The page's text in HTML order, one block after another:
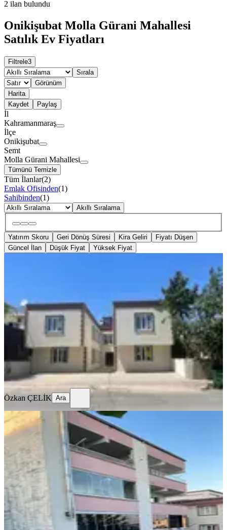
2 ilan bulundu
Onikişubat Molla Gürani Mahallesi
Satılık Ev Fiyatları
Filtrele3
Sırala
Görünüm
Harita
Kaydet
Paylaş
İl
Kahramanmaraş
İlçe
Onikişubat
Semt
Molla Gürani Mahallesi
Tümünü Temizle
Tüm İlanlar(2)
Emlak Ofisinden(1)
Sahibinden(1)
Akıllı Sıralama
Yatırım Skoru Geri Dönüş Süresi Kira Geliri
Fiyatı Düşen
Güncel İlan
Düşük Fiyat Yüksek Fiyat
Orman Dairesinde Lüks 2+1 Sıfır
Onikişubat, Molla Gürani Mahallesi
2+1
·85 m²·Yüksek giriş·19.06.2026
2.250.000 ₺
Özkan ÇELİK
Ara
Özkan ÇELİK Ara
KOMBİLİ
Yıldız Emlaktan Karamanlı Mahallesi
Satılık Giriş Kat Daire
Onikişubat, Molla Gürani Mahallesi
2+1 ·110 m²·Düz Giriş (Zemin)·05.06.2026
2.080.000 ₺ Geri Dönüş: 11 yıl